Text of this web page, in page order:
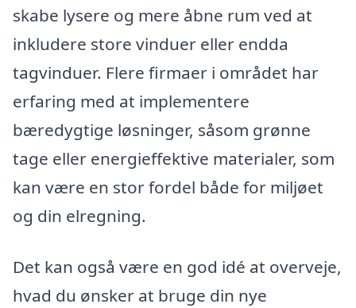
skabe lysere og mere åbne rum ved at
inkludere store vinduer eller endda
tagvinduer. Flere firmaer i området har
erfaring med at implementere
bæredygtige løsninger, såsom grønne
tage eller energieffektive materialer, som
kan være en stor fordel både for miljøet
og din elregning.
Det kan også være en god idé at overveje,
hvad du ønsker at bruge din nye